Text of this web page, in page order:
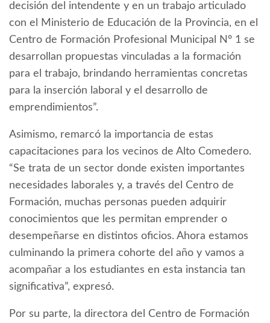
decisión del intendente y en un trabajo articulado
con el Ministerio de Educación de la Provincia, en el
Centro de Formación Profesional Municipal Nº 1 se
desarrollan propuestas vinculadas a la formación
para el trabajo, brindando herramientas concretas
para la inserción laboral y el desarrollo de
emprendimientos”.
Asimismo, remarcó la importancia de estas
capacitaciones para los vecinos de Alto Comedero.
“Se trata de un sector donde existen importantes
necesidades laborales y, a través del Centro de
Formación, muchas personas pueden adquirir
conocimientos que les permitan emprender o
desempeñarse en distintos oficios. Ahora estamos
culminando la primera cohorte del año y vamos a
acompañar a los estudiantes en esta instancia tan
significativa”, expresó.
Por su parte, la directora del Centro de Formación